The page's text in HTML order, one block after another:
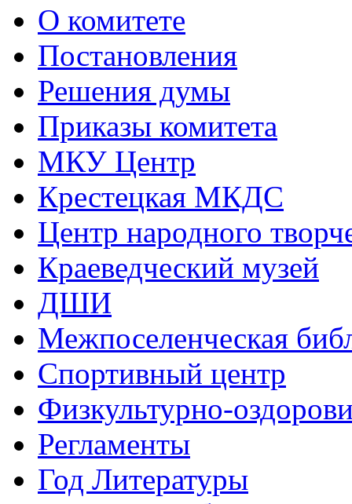
О комитете
Постановления
Решения думы
Приказы комитета
МКУ Центр
Крестецкая МКДС
Центр народного
Краеведческий музей
ДШИ
Межпоселенческая
Спортивный центр
Физкультурно-
Регламенты
Год Литературы